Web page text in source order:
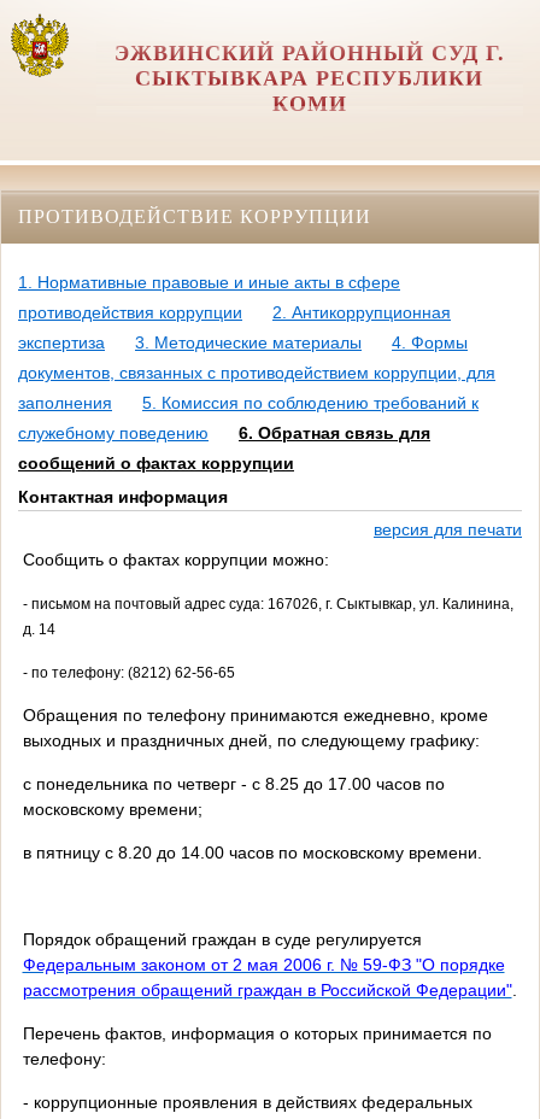
ЭЖВИНСКИЙ РАЙОННЫЙ СУД Г.
СЫКТЫВКАРА РЕСПУБЛИКИ
КОМИ
ПРОТИВОДЕЙСТВИЕ КОРРУПЦИИ
1. Нормативные правовые и иные акты в сфере
противодействия коррупции
2. Антикоррупционная
экспертиза
3. Методические материалы
4. Формы
документов, связанных с противодействием коррупции, для
заполнения
5. Комиссия по соблюдению требований к
служебному поведению
6. Обратная связь для
сообщений о фактах коррупции
Контактная информация
версия для печати
Сообщить о фактах коррупции можно:
- письмом на почтовый адрес суда: 167026, г. Сыктывкар, ул. Калинина,
д. 14
- по телефону: (8212) 62-56-65
Обращения по телефону принимаются ежедневно, кроме
выходных и праздничных дней, по следующему графику:
с понедельника по четверг - с 8.25 до 17.00 часов по
московскому времени;
в пятницу с 8.20 до 14.00 часов по московскому времени.
Порядок обращений граждан в суде регулируется
Федеральным законом от 2 мая 2006 г. № 59-ФЗ "О порядке
рассмотрения обращений граждан в Российской Федерации".
Перечень фактов, информация о которых принимается по
телефону:
- коррупционные проявления в действиях федеральных